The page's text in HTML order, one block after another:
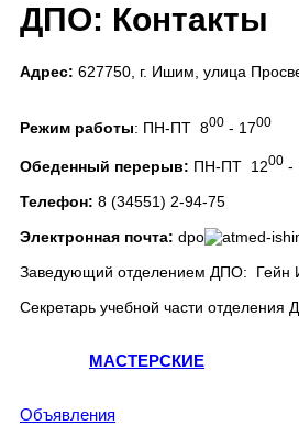
ДПО: Контакты
Адрес: 627750, г. Ишим, улица
Режим работы: ПН-ПТ 800 - 1700
Обеденный перерыв: ПН-ПТ 1200 -
Телефон: 8 (34551) 2-94-75
Электронная почта: dpo
med-
Заведующий отделением ДПО: Гейн
Секретарь учебной части
МАСТЕРСКИЕ
Объявления